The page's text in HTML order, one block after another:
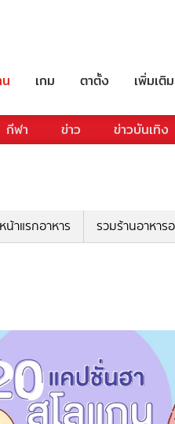
เกม ตาตั้ง เพิ่มเติม
กีฬา ข่าว ข่าวบันเทิง
หน้าแรกอาหาร รวมร้านอาหาร